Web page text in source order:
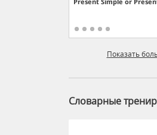
Показать
Словарные